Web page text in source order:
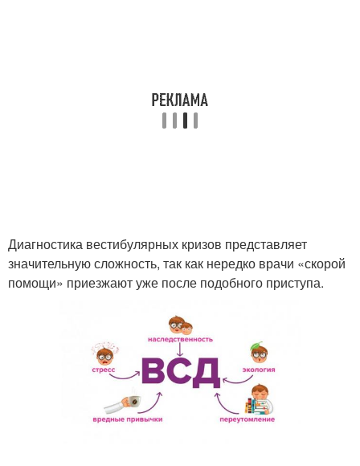
Диагностика вестибулярных кризов представляет
значительную сложность, так как нередко врачи «скорой
помощи» приезжают уже после подобного приступа.